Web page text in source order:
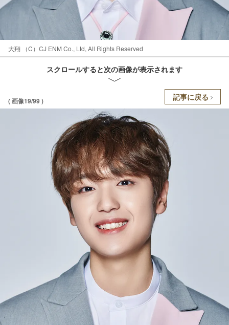
大翔 （C）CJ ENM Co., Ltd, All Rights Reserved
スクロールすると次の画像が表示されます
( 画像19/99 ) 記事に戻る